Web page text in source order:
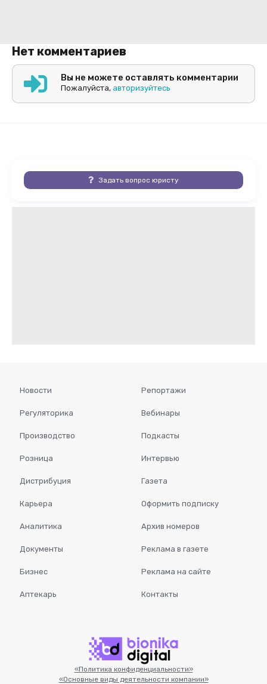
Нет комментариев
Вы не можете оставлять комментарии
Пожалуйста, авторизуйтесь
Задать вопрос юристу
«Политика конфиденциальности»
«Основные виды деятельности компании»
Новости
Регуляторика
Производство
Розница
Дистрибуция
Карьера
Аналитика
Документы
Бизнес
Аптекарь
Репортажи
Вебинары
Подкасты
Интервью
Газета
Оформить подписку
Архив номеров
Реклама в газете
Реклама на сайте
Контакты